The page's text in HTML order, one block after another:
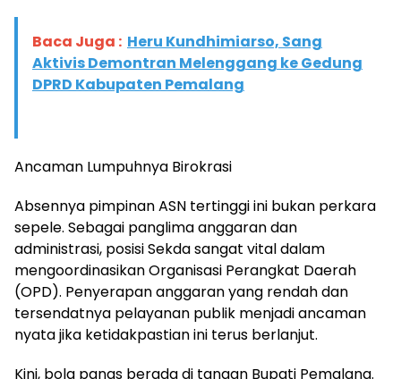
Baca Juga : Heru Kundhimiarso, Sang
Aktivis Demontran Melenggang ke Gedung
DPRD Kabupaten Pemalang
​Ancaman Lumpuhnya Birokrasi
​Absennya pimpinan ASN tertinggi ini bukan perkara
sepele. Sebagai panglima anggaran dan
administrasi, posisi Sekda sangat vital dalam
mengoordinasikan Organisasi Perangkat Daerah
(OPD). Penyerapan anggaran yang rendah dan
tersendatnya pelayanan publik menjadi ancaman
nyata jika ketidakpastian ini terus berlanjut.
​Kini, bola panas berada di tangan Bupati Pemalang.